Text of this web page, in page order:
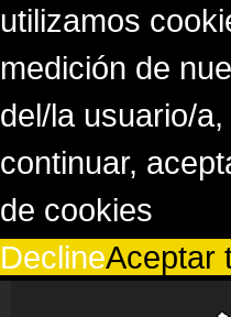
utilizamos
medición de
del/la usuario/
continuar,
de cookies
DeclineAceptar